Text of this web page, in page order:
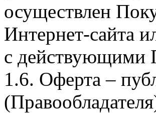
осуществлен
Интернет-сайта
с действующими
1.6. Оферта –